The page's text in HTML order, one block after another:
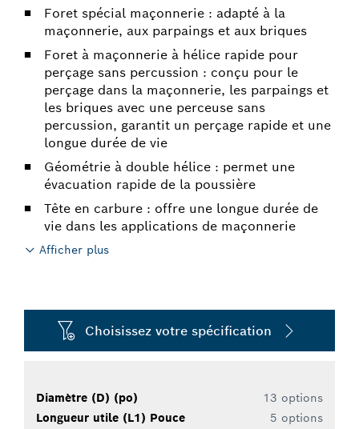
Foret spécial maçonnerie : adapté à la
maçonnerie, aux parpaings et aux briques
Foret à maçonnerie à hélice rapide pour
perçage sans percussion : conçu pour le
perçage dans la maçonnerie, les parpaings et
les briques avec une perceuse sans
percussion, garantit un perçage rapide et une
longue durée de vie
Géométrie à double hélice : permet une
évacuation rapide de la poussière
Tête en carbure : offre une longue durée de
vie dans les applications de maçonnerie
Afficher plus
Choisissez votre spécification
Diamètre (D) (po)
13 options
Longueur utile (L1) Pouce
5 options